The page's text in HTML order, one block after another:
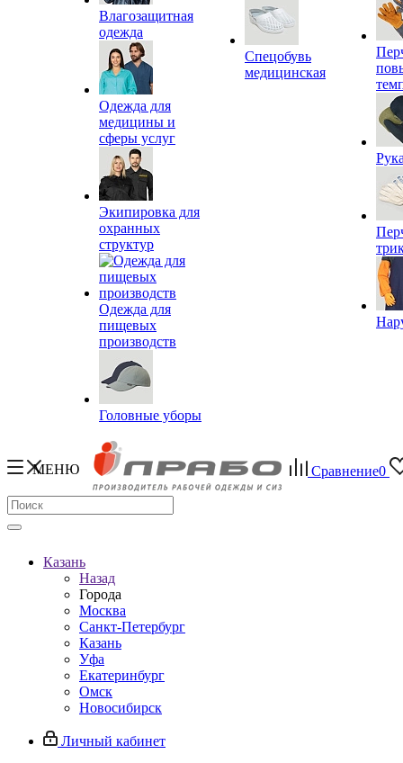
Влагозащитная
одежда
Одежда для
медицины и
сферы услуг
Экипировка для
охранных
структур
Одежда для
пищевых
производств
Головные уборы
Спецобувь
медицинская
МЕНЮ Сравнение0
Казань
Назад
Города
Москва
Санкт-Петербург
Казань
Уфа
Екатеринбург
Омск
Новосибирск
Личный кабинет